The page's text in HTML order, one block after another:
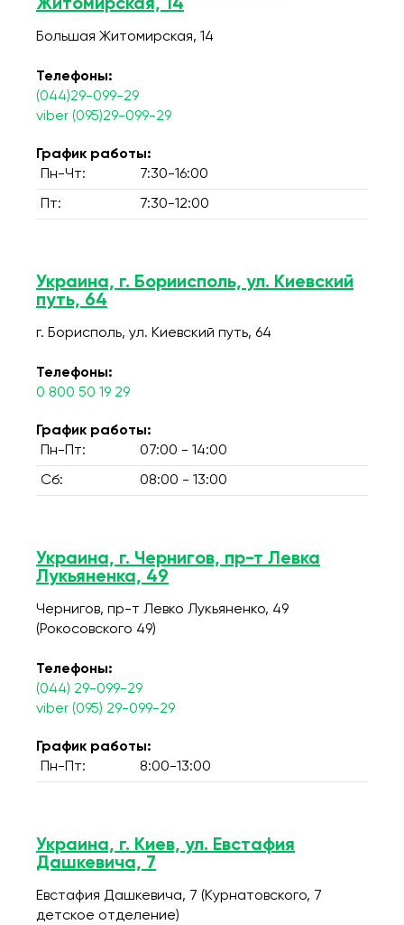
Житомирская, 14
Большая Житомирская, 14
Телефоны:
(044)29-099-29
viber (095)29-099-29
График работы:
Пн-Чт:
7:30-16:00
Пт: 7:30-12:00
Украина, г. Бориисполь, ул. Киевский
путь, 64
г. Борисполь, ул. Киевский путь, 64
Телефоны:
0 800 50 19 29
График работы:
Пн-Пт:
07:00 - 14:00
Сб: 08:00 - 13:00
Украина, г. Чернигов, пр-т Левка
Лукьяненка, 49
Чернигов, пр-т Левко Лукьяненко, 49
(Рокосовского 49)
Телефоны:
(044) 29-099-29
viber (095) 29-099-29
График работы:
Пн-Пт:
8:00-13:00
Украина, г. Киев, ул. Евстафия
Дашкевича, 7
Евстафия Дашкевича, 7 (Курнатовского, 7
детское отделение)